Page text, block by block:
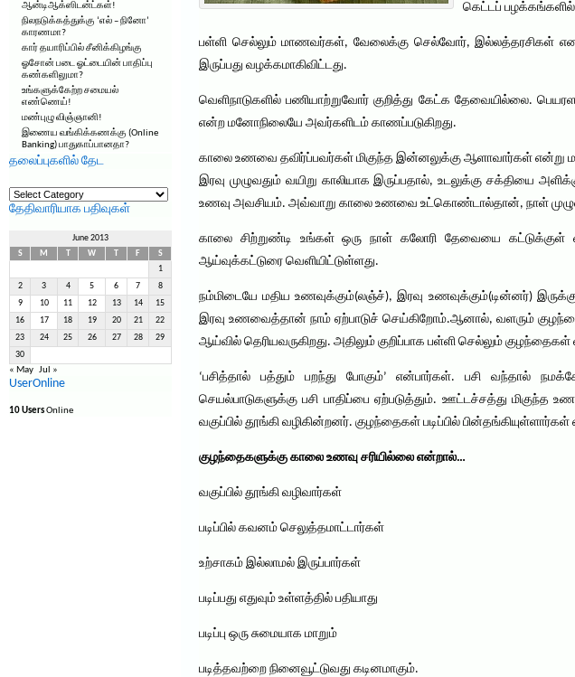
ஆன்டிஆக்ஸிடன்ட்கள்!
நிலநடுக்கத்துக்கு ‘எல் – நினோ’
காரணமா?
கார் தயாரிப்பில் சீனிக்கிழங்கு
ஓசோன் படை ஓட்டையின் பாதிப்பு
கண்களிலுமா?
உங்களுக்கேற்ற சமையல்
எண்ணெய்!
மண்புழு விஞ்ஞானி!
இணைய வங்கிக்கணக்கு (Online
Banking) பாதுகாப்பானதா?
தலைப்புகளில் தேட
தலைப்புகளில்
தேட
தேதிவாரியாக பதிவுகள்
June 2013
S
M W F
S
1
2 3 4 5 6 7 8
9 10 11 12 13 14 15
16 17 18 19 20 21 22
23 24 25 26 27 28 29
30
« May Jul »
UserOnline
10 UsersOnline
கெட்டப்
பள்ளி செல்லும் மாணவர்கள், வேலைக்கு செல்வோர், இல்லத்தரசிகள்
இருப்பது வழக்கமாகிவிட்டது.
வெளிநாடுகளில் பணியாற்றுவோர் குறித்து கேட்க தேவையில்லை.
என்ற மனோநிலையே அவர்களிடம் காணப்படுகிறது.
காலை உணவை தவிர்ப்பவர்கள் மிகுந்த இன்னலுக்கு ஆளாவார்கள் என்று
இரவு முழுவதும் வயிறு காலியாக இருப்பதால், உடலுக்கு சக்தியை
உணவு அவசியம். அவ்வாறு காலை உணவை உட்கொண்டால்தான், நாள்
காலை சிற்றுண்டி உங்கள் ஒரு நாள் கலோரி தேவையை கட்டுக்குள்
ஆய்வுக்கட்டுரை வெளியிட்டுள்ளது.
நம்மிடையே மதிய உணவுக்கும்(லஞ்ச்), இரவு உணவுக்கும்(டின்னர்)
இரவு உணவைத்தான் நாம் ஏற்பாடுச் செய்கிறோம்.ஆனால், வளரும்
ஆய்வில் தெரியவருகிறது. அதிலும் குறிப்பாக பள்ளி செல்லும்
‘பசித்தால் பத்தும் பறந்து போகும்’ என்பார்கள். பசி வந்தால்
செயல்பாடுகளுக்கு பசி பாதிப்பை ஏற்படுத்தும். ஊட்டச்சத்து மிகுந்த
வகுப்பில் தூங்கி வழிகின்றனர். குழந்தைகள் படிப்பில்
குழந்தைகளுக்கு காலை உணவு சரியில்லை என்றால்…
வகுப்பில் தூங்கி வழிவார்கள்
படிப்பில் கவனம் செலுத்தமாட்டார்கள்
உற்சாகம் இல்லாமல் இருப்பார்கள்
படிப்பது எதுவும் உள்ளத்தில் பதியாது
படிப்பு ஒரு சுமையாக மாறும்
படித்தவற்றை நினைவூட்டுவது கடினமாகும்.